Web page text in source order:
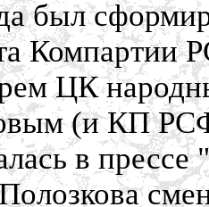
был
Компартии
ЦК
(и КП
в прессе